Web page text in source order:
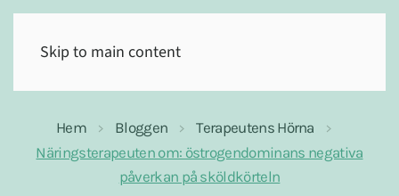
Skip to main content
Hem Bloggen
Terapeutens Hörna
Näringsterapeuten om: östrogendominans negativa
påverkan på sköldkörteln